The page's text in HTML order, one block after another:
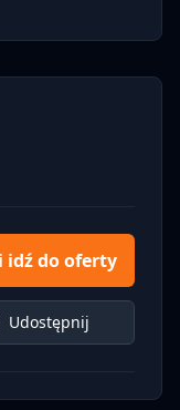
idź do oferty
Udostępnij